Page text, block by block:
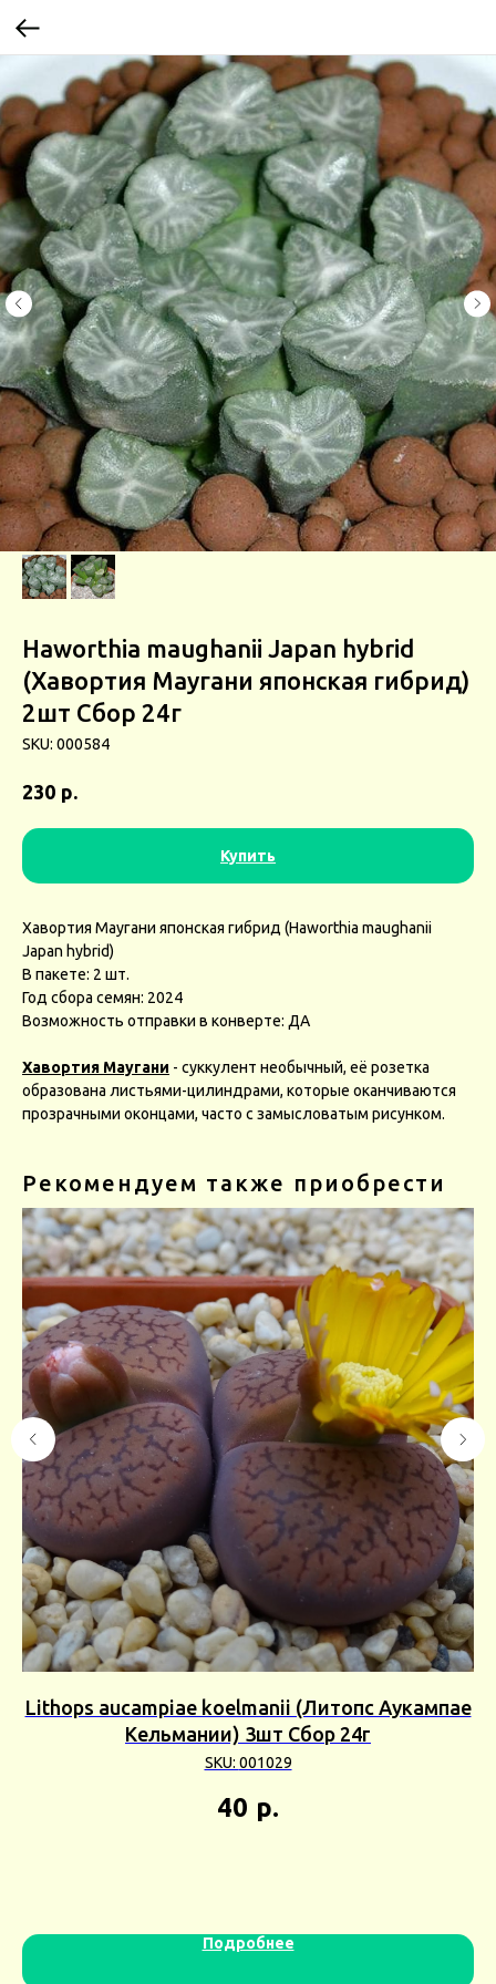
Haworthia maughanii Japan hybrid
(Хавортия Маугани японская гибрид)
2шт Сбор 24г
SKU: 000584
230 р.
Купить
Хавортия Маугани японская гибрид (Haworthia maughanii
Japan hybrid)
В пакете: 2 шт.
Год сбора семян: 2024
Возможность отправки в конверте: ДА
Хавортия Маугани - суккулент необычный, её розетка
образована листьями-цилиндрами, которые оканчиваются
прозрачными оконцами, часто с замысловатым рисунком.
Рекомендуем также приобрести
Lithops aucampiae koelmanii (Литопс Аукампае
Кельмании) 3шт Сбор 24г
SKU: 001029
40 р.
Подробнее